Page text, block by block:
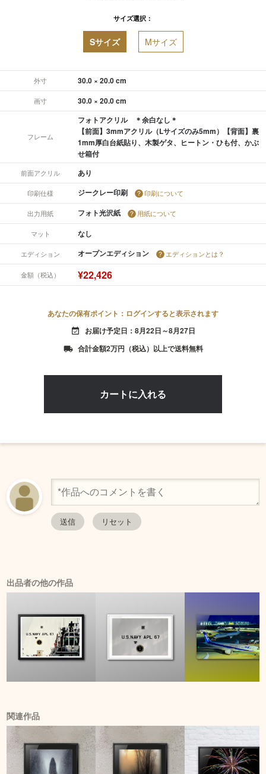
サイズ選択：
Sサイズ Mサイズ
外寸 30.0 × 20.0 cm
画寸 30.0 × 20.0 cm
フレーム
フォトアクリル ＊余白なし＊
【前面】3mmアクリル（Lサイズのみ5mm）【背面】裏
1mm厚白台紙貼り、木製ゲタ、ヒートン・ひも付、かぶ
せ箱付
前面アクリル あり
印刷仕様 ジークレー印刷 印刷について
出力用紙 フォト光沢紙 用紙について
マット なし
エディション オープンエディション エディションとは？
金額（税込） ¥22,426
あなたの保有ポイント：ログインすると表示されます
event_available お届け予定日：8月22日～8月27日
local_shipping 合計金額2万円（税込）以上で送料無料
出品者の他の作品
関連作品